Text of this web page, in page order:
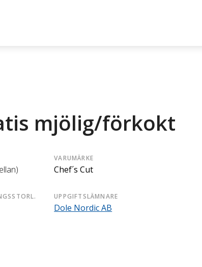
mjölig/förkokt
VARUMÄRKE
Chef´s Cut
UPPGIFTSLÄMNARE
Dole Nordic AB